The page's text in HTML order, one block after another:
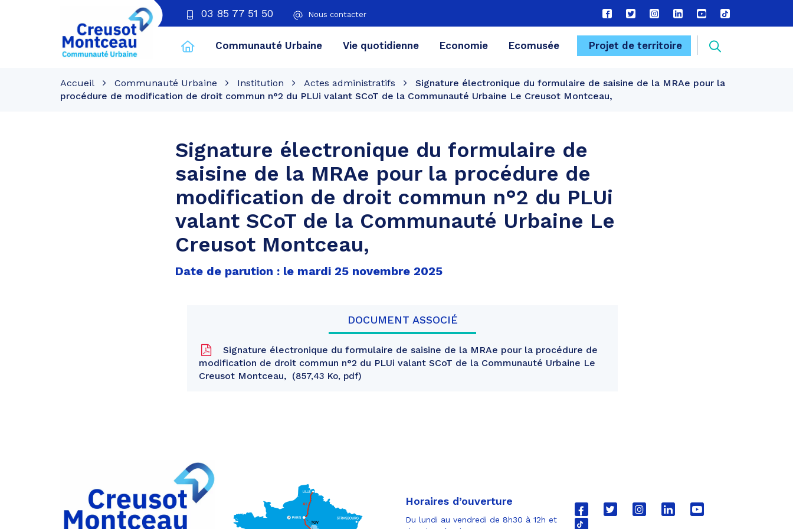
03 85 77 51 50 Nous contacter
Lien
vers
compte
Lien
vers
compte
Lien
vers
compte
Lien
vers
compte
Lien
vers
chaîne
Lien
vers
Creusot
Montceau
Communauté Urbaine Vie quotidienne Economie Ecomusée Projet de territoire
FERMER
Accueil Communauté Urbaine Institution Actes administratifs
Signature électronique du formulaire de saisine de la MRAe pour la
procédure de modification de droit commun n°2 du PLUi valant SCoT de la Communauté Urbaine Le Creusot Montceau,
Signature électronique du formulaire de
saisine de la MRAe pour la procédure de
modification de droit commun n°2 du PLUi
valant SCoT de la Communauté Urbaine Le
Creusot Montceau,
Date de parution : le mardi 25 novembre 2025
DOCUMENT ASSOCIÉ
Signature électronique du formulaire de saisine de la MRAe pour la procédure de
modification de droit commun n°2 du PLUi valant SCoT de la Communauté Urbaine Le
Creusot Montceau,
857,43 Ko, pdf
Partager
sur
Facebook
Partager
Horaires d’ouverture
Du lundi au vendredi de 8h30 à 12h et
Lien
Lien
Lien
Lien
Lien